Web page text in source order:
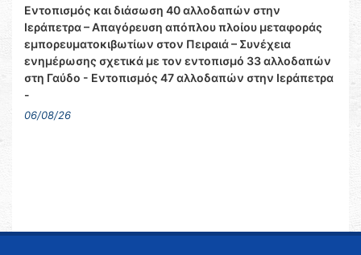
Εντοπισμός και διάσωση 40 αλλοδαπών στην
Ιεράπετρα – Απαγόρευση απόπλου πλοίου μεταφοράς
εμπορευματοκιβωτίων στον Πειραιά – Συνέχεια
ενημέρωσης σχετικά με τον εντοπισμό 33 αλλοδαπών
στη Γαύδο - Εντοπισμός 47 αλλοδαπών στην Ιεράπετρα
-
06/08/26